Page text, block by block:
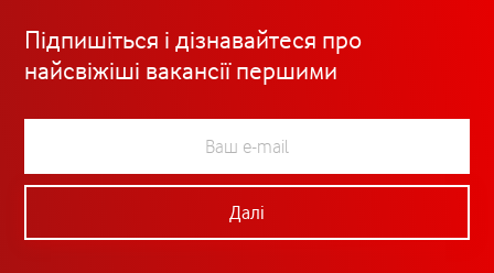
Підпишіться і дізнавайтеся про
найсвіжіші вакансії першими
Далі